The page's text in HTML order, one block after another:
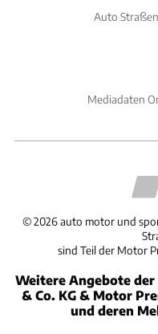
Auto
Mediadaten
©2026 auto motor und
sind Teil der Motor
Weitere Angebote
& Co. KG & Motor
und deren